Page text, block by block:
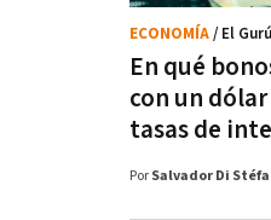
En qué
con un
tasas de
ECONOMÍA/ El
Por Salvador Di